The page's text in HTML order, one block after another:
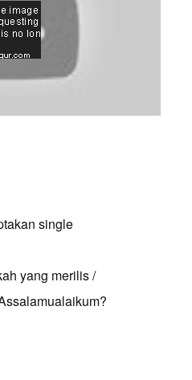
single
yang merilis /